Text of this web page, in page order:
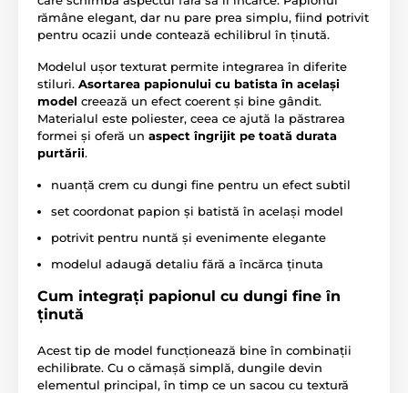
rămâne elegant, dar nu pare prea simplu, fiind potrivit
pentru ocazii unde contează echilibrul în ținută.
Modelul ușor texturat permite integrarea în diferite
stiluri. Asortarea papionului cu batista în același
model creează un efect coerent și bine gândit.
Materialul este poliester, ceea ce ajută la păstrarea
formei și oferă un aspect îngrijit pe toată durata
purtării.
nuanță crem cu dungi fine pentru un efect subtil
set coordonat papion și batistă în același model
potrivit pentru nuntă și evenimente elegante
modelul adaugă detaliu fără a încărca ținuta
Cum integrați papionul cu dungi fine în
ținută
Acest tip de model funcționează bine în combinații
echilibrate. Cu o cămașă simplă, dungile devin
elementul principal, în timp ce un sacou cu textură